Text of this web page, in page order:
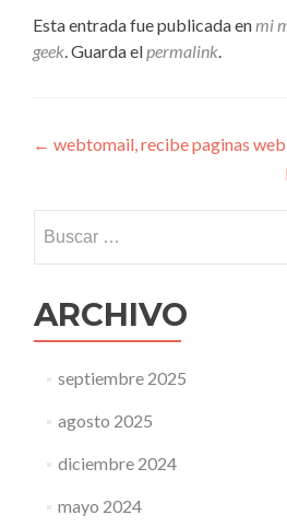
Esta entrada fue publicada enmi
geek. Guarda elpermalink.
Navegación
entradas
← webtomail, recibe paginas
ARCHIVO
septiembre 2025
agosto 2025
diciembre 2024
mayo 2024